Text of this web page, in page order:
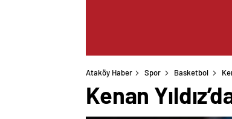
Ataköy Haber Spor Basketbol
Kenan